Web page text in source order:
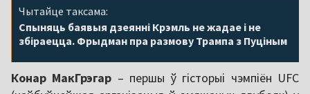
Чытайце таксама:
Спыняць баявыя дзеянні Крэмль не жадае і не
збіраецца. Фрыдман пра размову Трампа з Пуціным
Конар МакГрэгар – першы ў гісторыі чэмпіён UFC